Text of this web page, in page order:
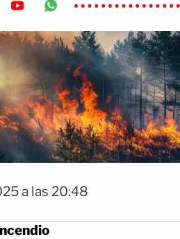
a las 20:48